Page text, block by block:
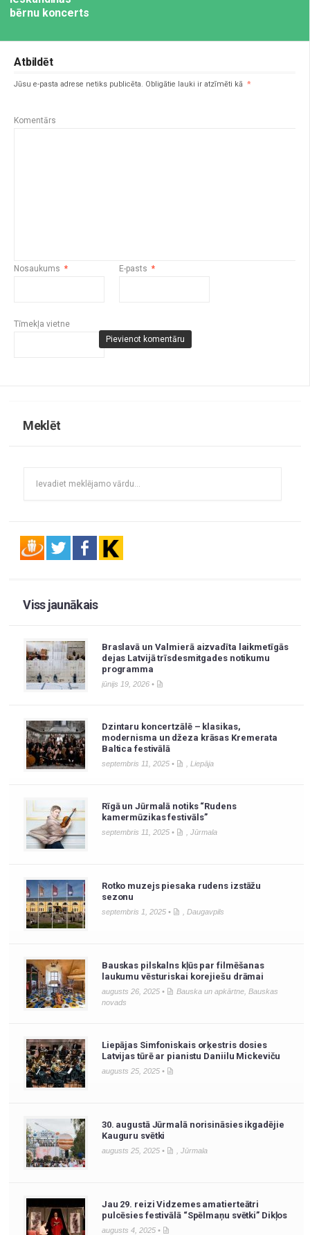
bērnu koncerts
Atbildēt
Jūsu e-pasta adrese netiks publicēta. Obligātie lauki ir atzīmēti kā *
Komentārs
Nosaukums * E-pasts *
Tīmekļa vietne
Meklēt
Viss jaunākais
Braslavā un Valmierā aizvadīta laikmetīgās
dejas Latvijā trīsdesmitgades notikumu
programma
jūnijs 19, 2026 •
Dzintaru koncertzālē – klasikas,
modernisma un džeza krāsas Kremerata
Baltica festivālā
septembris 11, 2025 • Liepāja
Rīgā un Jūrmalā notiks “Rudens
kamermūzikas festivāls”
septembris 11, 2025 • Jūrmala
Rotko muzejs piesaka rudens izstāžu
sezonu
septembris 1, 2025 • Daugavpils
Bauskas pilskalns kļūs par filmēšanas
laukumu vēsturiskai korejiešu drāmai
augusts 26, 2025 • Bauska un apkārtne, Bauskas
novads
Liepājas Simfoniskais orķestris dosies
Latvijas tūrē ar pianistu Daniilu Mickeviču
augusts 25, 2025 •
30. augustā Jūrmalā norisināsies ikgadējie
Kauguru svētki
augusts 25, 2025 • Jūrmala
Jau 29. reizi Vidzemes amatierteātri
pulcēsies festivālā “Spēlmaņu svētki” Dikļos
augusts 4, 2025 •